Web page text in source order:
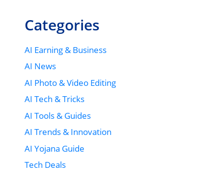
Categories
AI Earning & Business
AI News
AI Photo & Video Editing
AI Tech & Tricks
AI Tools & Guides
AI Trends & Innovation
AI Yojana Guide
Tech Deals